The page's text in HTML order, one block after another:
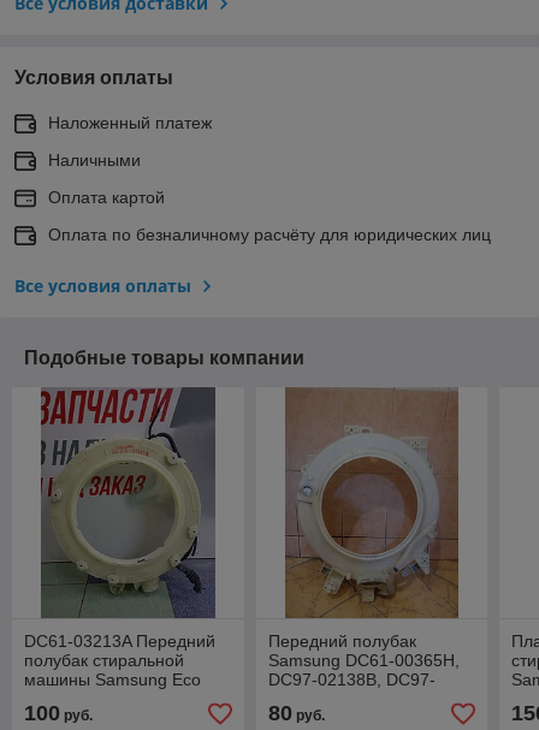
Условия оплаты
Наложенный платеж
Наличными
Оплата картой
Оплата по безналичному расчёту для юридических лиц
Все условия оплаты
Подобные товары компании
DC61-03213A Передний
полубак стиральной
машины Samsung Eco
100 руб.
Передний полубак
Samsung DC61-00365H,
DC97-02138B, DC97-
(Разборка))
80руб.